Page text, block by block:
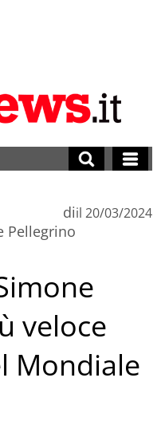
di
Pellegrino
il 20/03/2024
veloce
Mondiale